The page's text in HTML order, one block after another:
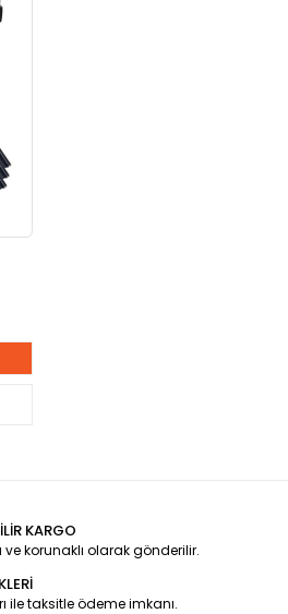
KARGO
ve korunaklı olarak gönderilir.
ile taksitle ödeme imkanı.